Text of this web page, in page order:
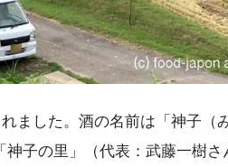
ました。酒の名前は「神子（
子の里」（代表：武藤一樹さ